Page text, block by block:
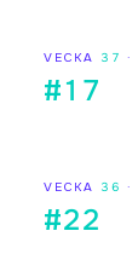
VECKA 37 ·
#17
VECKA 36 ·
#22